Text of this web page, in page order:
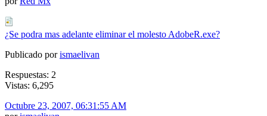
¿Se podra mas adelante eliminar el molesto AdobeR.exe?
Publicado porismaelivan
Respuestas: 2
Vistas: 6,295
Octubre 23, 2007, 06:31:55 AM